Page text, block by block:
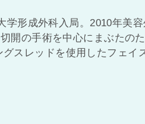
学形成外科入局。2010年美
開の手術を中心にまぶたの
スレッドを使用したフェイ